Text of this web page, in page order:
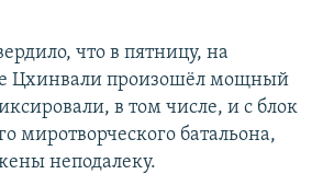
РАССЫЛКУ
что в пятницу, на
Цхинвали произошёл мощный
в том числе, и с блок
миротворческого батальона,
неподалеку.